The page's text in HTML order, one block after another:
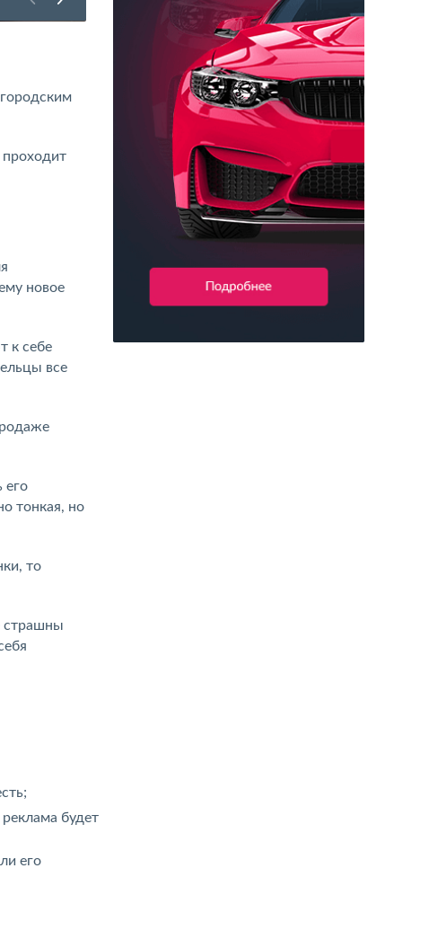
Оклейка авто полностью пленкой
новое
к себе
все
его
тонкая, но
то
страшны
будет
его